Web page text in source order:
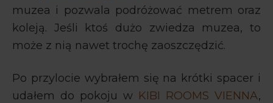
muzea i pozwala podróżować metrem oraz
koleją. Jeśli ktoś dużo zwiedza muzea, to
może z nią nawet trochę zaoszczędzić.
Po przylocie wybrałem się na krótki spacer i
udałem do pokoju w KIBI ROOMS VIENNA,